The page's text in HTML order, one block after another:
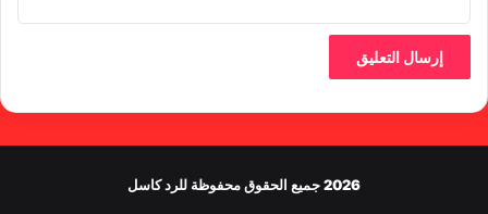
2026 جميع الحقوق محفوظة للرد كاسل